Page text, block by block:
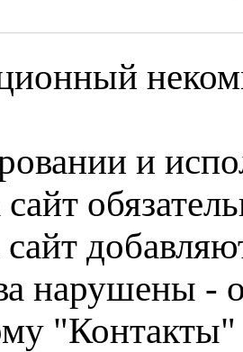
и
сайт
нарушены -
"Контакты"